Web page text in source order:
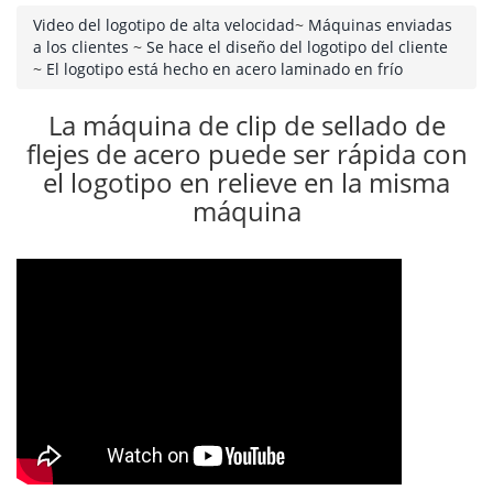
Video del logotipo de alta velocidad~ Máquinas enviadas
a los clientes ~ Se hace el diseño del logotipo del cliente
~ El logotipo está hecho en acero laminado en frío
La máquina de clip de sellado de
flejes de acero puede ser rápida con
el logotipo en relieve en la misma
máquina